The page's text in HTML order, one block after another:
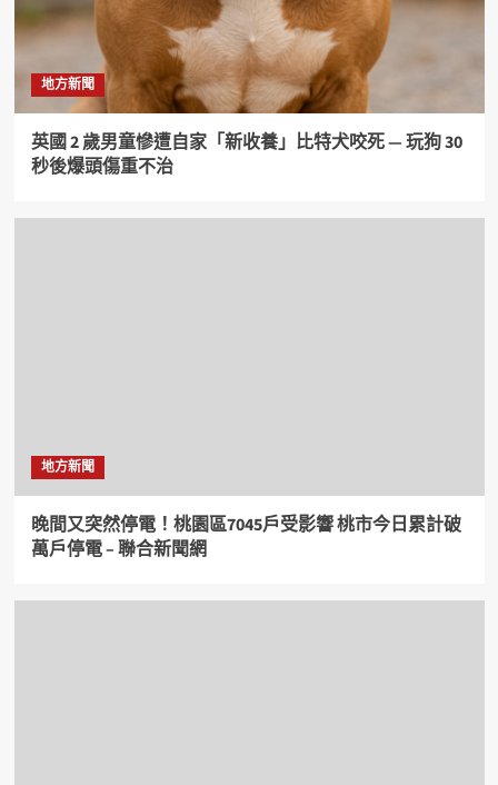
地方新聞
英國 2 歲男童慘遭自家「新收養」比特犬咬死 — 玩狗 30
秒後爆頭傷重不治
地方新聞
晚間又突然停電！桃園區7045戶受影響 桃市今日累計破
萬戶停電 – 聯合新聞網